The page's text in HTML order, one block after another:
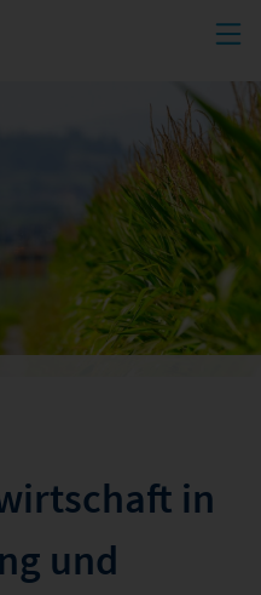
in
und